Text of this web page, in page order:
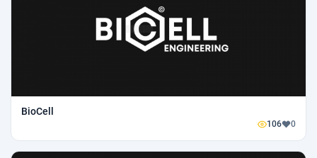
BioCell
106 0